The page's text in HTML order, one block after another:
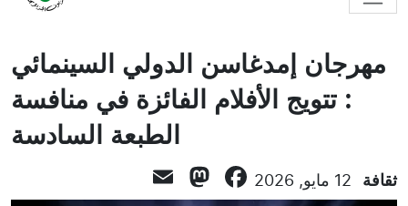
مهرجان إمدغاسن الدولي السينمائي
: تتويج الأفلام الفائزة في منافسة
الطبعة السادسة
ثقافة 12 مايو, 2026 Facebook
Mastodon